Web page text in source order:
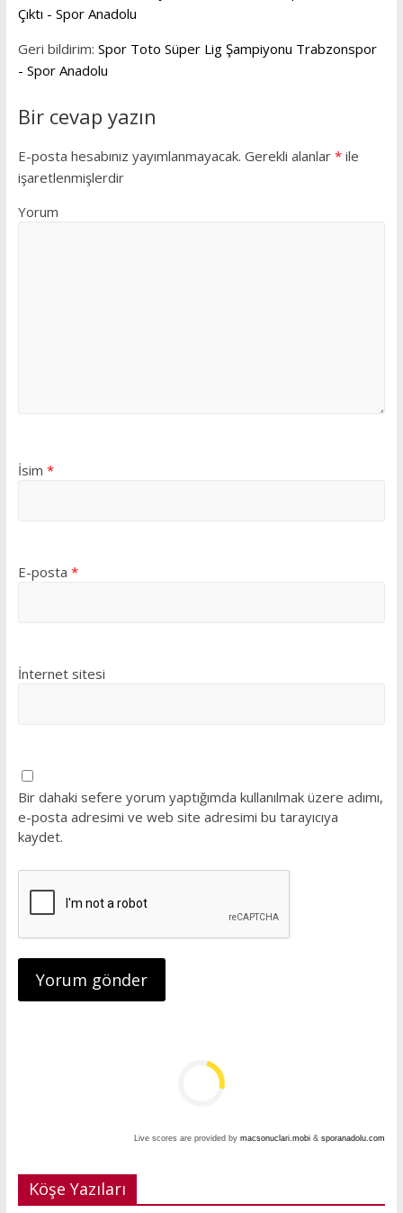
Çıktı - Spor Anadolu
Geri bildirim: Spor Toto Süper Lig Şampiyonu Trabzonspor
- Spor Anadolu
Bir cevap yazın
E-posta hesabınız yayımlanmayacak. Gerekli alanlar *ile
işaretlenmişlerdir
Yorum
İsim *
E-posta *
İnternet sitesi
Bir dahaki sefere yorum yaptığımda kullanılmak üzere adımı,
e-posta adresimi ve web site adresimi bu tarayıcıya
kaydet.
Live scores are provided bymacsonuclari.mobi &sporanadolu.com
Köşe Yazıları